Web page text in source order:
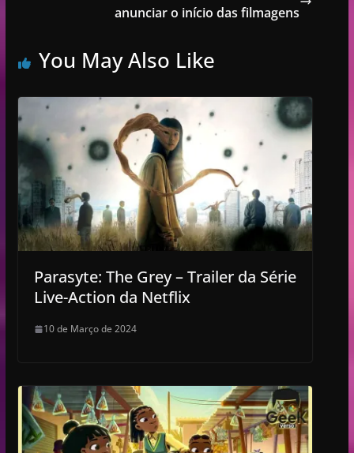
anunciar o início das filmagens
You May Also Like
Parasyte: The Grey – Trailer da Série
Live-Action da Netflix
10 de Março de 2024